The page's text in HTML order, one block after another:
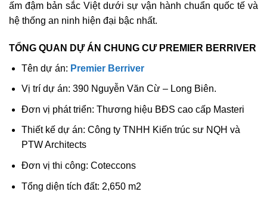
ấm đậm bản sắc Việt dưới sự vận hành chuẩn quốc tế và
hệ thống an ninh hiện đại bậc nhất.
TỔNG QUAN DỰ ÁN CHUNG CƯ PREMIER BERRIVER
Tên dự án: Premier Berriver
Vị trí dự án: 390 Nguyễn Văn Cừ – Long Biên.
Đơn vị phát triển: Thương hiệu BĐS cao cấp Masteri
Thiết kế dự án: Công ty TNHH Kiến trúc sư NQH và
PTW Architects
Đơn vị thi công: Coteccons
Tổng diện tích đất: 2,650 m2